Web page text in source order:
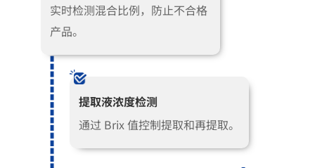
实时检测混合比例，防止不合格
产品。
提取液浓度检测
通过 Brix 值控制提取和再提取。